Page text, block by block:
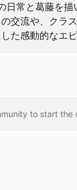
常と葛藤を
交流や、クラ
た感動的なエピ
to start the